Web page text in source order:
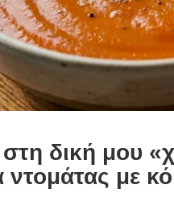
δική μου
με